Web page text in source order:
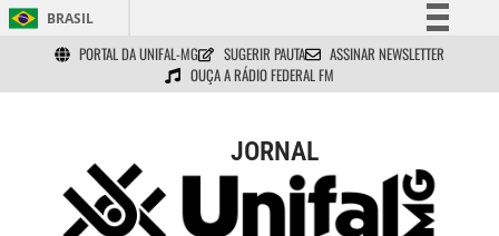
BRASIL
Simplifique!
Comunica BR
Acesso à informação
Legislação
Canais
PORTAL DA UNIFAL-MG SUGERIR PAUTA
ASSINAR NEWSLETTER
OUÇA A RÁDIO FEDERAL FM
JORNAL